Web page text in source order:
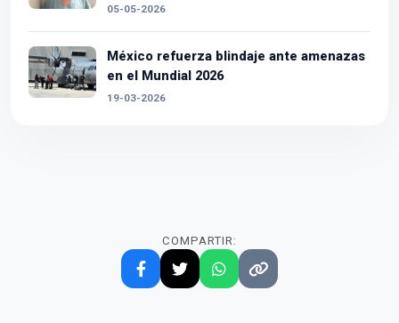
05-05-2026
México refuerza blindaje ante amenazas
en el Mundial 2026
19-03-2026
COMPARTIR: